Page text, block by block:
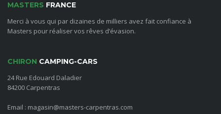
MASTERS FRANCE
Merci à vous qui par dizaines de milliers avez fait confiance à
Masters pour réaliser vos rêves d’évasion.
CHIRON CAMPING-CARS
24 Rue Edouard Daladier
84200 Carpentras
Email : magasin@masters-carpentras.com